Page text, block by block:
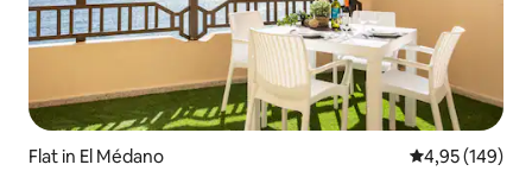
Flat in El Médano Gemiddelde
4,95 (149)